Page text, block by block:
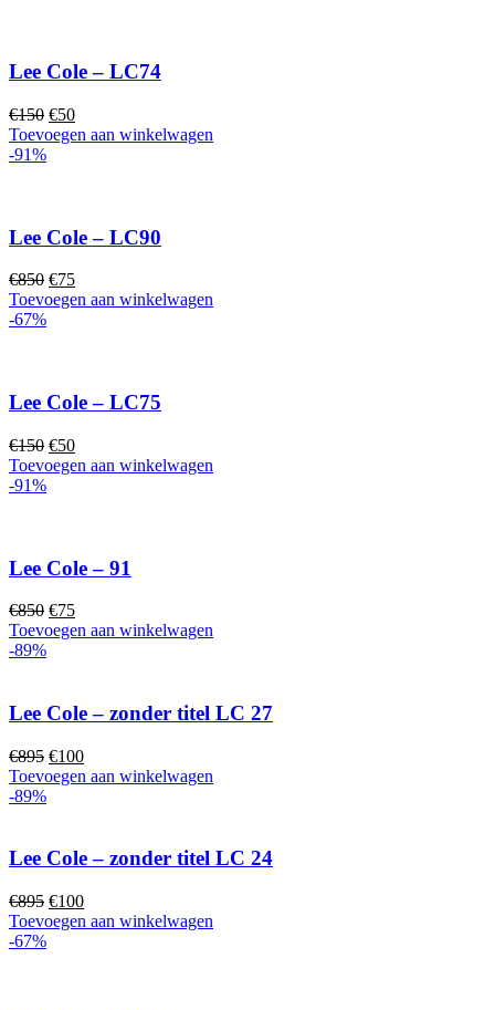
Lee Cole – LC74
€150 Oorspronkelijke
prijs
€50Huidige
prijs
Toevoegen aan winkelwagen
-91%
Lee Cole – LC90
€850 Oorspronkelijke
prijs
€75Huidige
prijs
Toevoegen aan winkelwagen
-67%
Lee Cole – LC75
€150 Oorspronkelijke
prijs
€50Huidige
prijs
Toevoegen aan winkelwagen
-91%
Lee Cole – 91
€850 Oorspronkelijke
prijs
€75Huidige
prijs
Toevoegen aan winkelwagen
-89%
Lee Cole – zonder titel LC 27
€895 Oorspronkelijke
prijs
€100Huidige
prijs
Toevoegen aan winkelwagen
-89%
Lee Cole – zonder titel LC 24
€895 Oorspronkelijke
prijs
€100Huidige
prijs
Toevoegen aan winkelwagen
-67%